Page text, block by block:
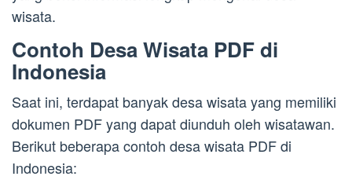
wisata.
Contoh Desa Wisata PDF di
Indonesia
Saat ini, terdapat banyak desa wisata yang memiliki
dokumen PDF yang dapat diunduh oleh wisatawan.
Berikut beberapa contoh desa wisata PDF di
Indonesia: